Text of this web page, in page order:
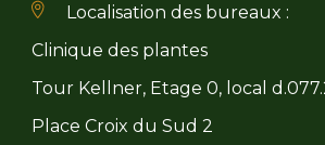
Localisation des bureaux :
Clinique des plantes
Tour Kellner, Etage 0, local
Place Croix du Sud 2